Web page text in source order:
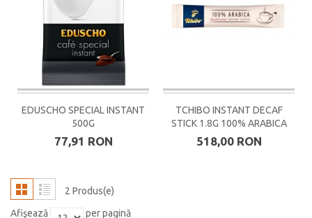
EDUSCHO SPECIAL INSTANT
500G
77,91 RON
TCHIBO INSTANT DECAF
STICK 1.8G 100% ARABICA
518,00 RON
2 Produs(e)
Afişează
per pagină